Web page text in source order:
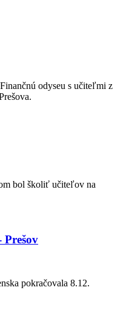
odyseu s učiteľmi z
bol školiť učiteľov na
Prešov
pokračovala 8.12.